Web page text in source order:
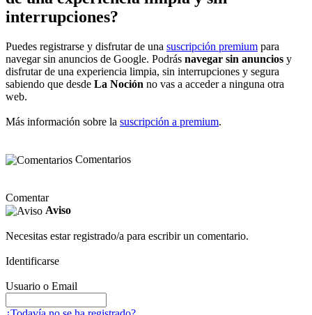
interrupciones?
Puedes registrarse y disfrutar de una suscripción premium para
navegar sin anuncios de Google. Podrás navegar sin anuncios y
disfrutar de una experiencia limpia, sin interrupciones y segura
sabiendo que desde La Noción no vas a acceder a ninguna otra
web.
Más información sobre la suscripción a premium.
Comentarios
Comentar
Aviso
Necesitas estar registrado/a para escribir un comentario.
Identificarse
Usuario o Email